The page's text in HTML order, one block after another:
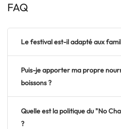
FAQ
Le festival est-il adapté aux
Puis-je apporter ma propre
boissons ?
Quelle est la politique du "No
?